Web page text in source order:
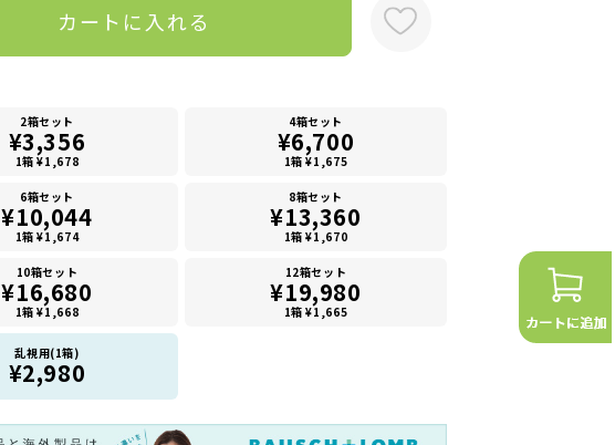
カートに入れる
2箱セット
¥3,356
1箱 ¥1,678
4箱セット
¥6,700
1箱 ¥1,675
6箱セット
¥10,044
1箱 ¥1,674
8箱セット
¥13,360
1箱 ¥1,670
10箱セット
¥16,680
1箱 ¥1,668
12箱セット
¥19,980
1箱 ¥1,665
乱視用(1箱)
¥2,980